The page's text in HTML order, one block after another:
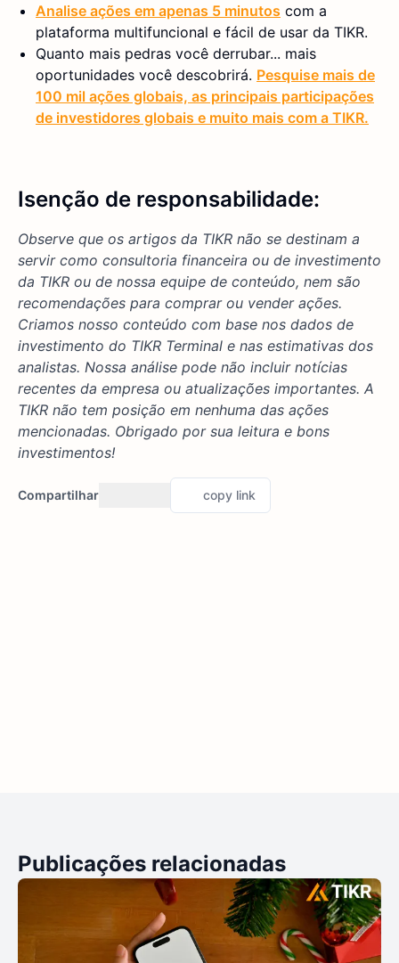
Analise ações em apenas 5 minutos com a
plataforma multifuncional e fácil de usar da TIKR.
Quanto mais pedras você derrubar... mais
oportunidades você descobrirá. Pesquise mais de
100 mil ações globais, as principais participações
de investidores globais e muito mais com a TIKR.
Isenção de responsabilidade:
Observe que os artigos da TIKR não se destinam a
servir como consultoria financeira ou de investimento
da TIKR ou de nossa equipe de conteúdo, nem são
recomendações para comprar ou vender ações.
Criamos nosso conteúdo com base nos dados de
investimento do TIKR Terminal e nas estimativas dos
analistas. Nossa análise pode não incluir notícias
recentes da empresa ou atualizações importantes. A
TIKR não tem posição em nenhuma das ações
mencionadas. Obrigado por sua leitura e bons
investimentos!
Compartilhar copy link
Publicações relacionadas